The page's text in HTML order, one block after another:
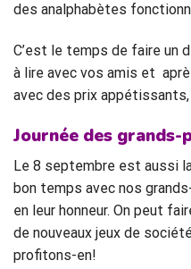
des analphabètes
C’est le temps de faire un
à lire avec vos amis et
avec des prix appétissants,
Journée des grands-
Le 8 septembre est aussi
bon temps avec nos
en leur honneur. On peut
de nouveaux jeux de
profitons-en!